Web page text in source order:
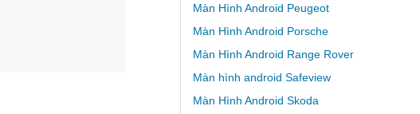
Màn Hình Android Peugeot
Màn Hình Android Porsche
Màn Hình Android Range Rover
Màn hình android Safeview
Màn Hình Android Skoda